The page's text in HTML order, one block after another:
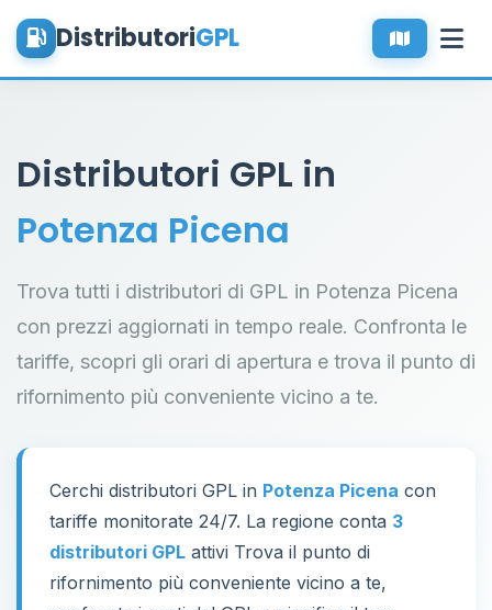
DistributoriGPL
Distributori GPL in
Potenza Picena
Trova tutti i distributori di GPL in Potenza Picena
con prezzi aggiornati in tempo reale. Confronta le
tariffe, scopri gli orari di apertura e trova il punto di
rifornimento più conveniente vicino a te.
Cerchi distributori GPL in Potenza Picena con
tariffe monitorate 24/7. La regione conta 3
distributori GPL attivi Trova il punto di
rifornimento più conveniente vicino a te,